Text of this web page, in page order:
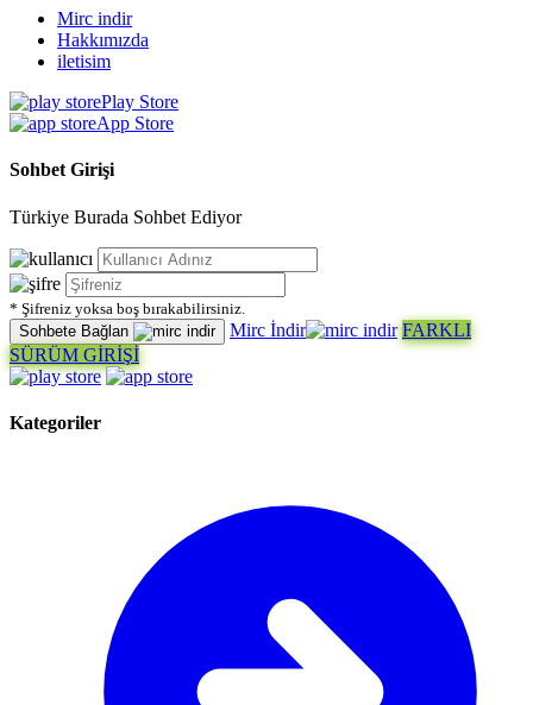
Mirc indir
Hakkımızda
iletisim
Play Store
App Store
Sohbet Girişi
Türkiye Burada Sohbet Ediyor
* Şifreniz yoksa boş bırakabilirsiniz.
Sohbete Bağlan
Mirc İndir
FARKLI
SÜRÜM GİRİŞİ
Kategoriler